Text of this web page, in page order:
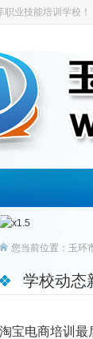
业技能培训学校！
您当前位置： 玉环
学校动态
淘宝电商培训最